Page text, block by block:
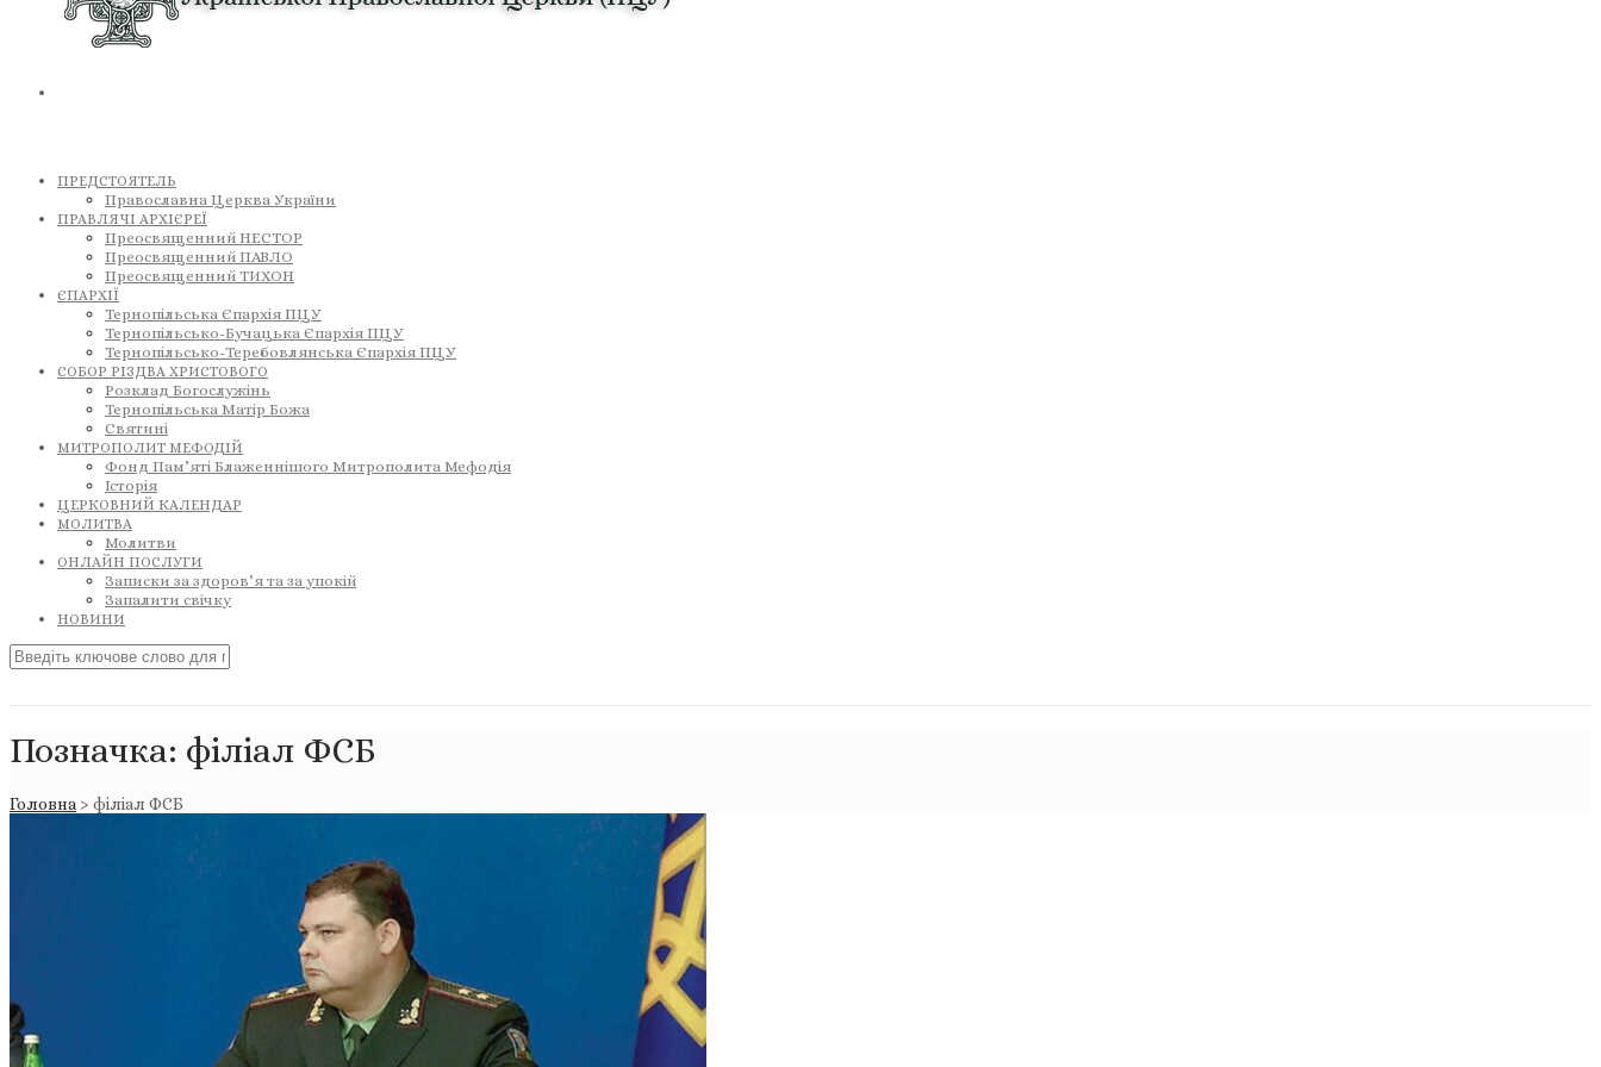
ПРЕДСТОЯТЕЛЬ
Православна Церква України
ПРАВЛЯЧІ АРХІЄРЕЇ
Преосвященний НЕСТОР
Преосвященний ПАВЛО
Преосвященний ТИХОН
ЄПАРХІЇ
Тернопільська Єпархія ПЦУ
Тернопільсько-Бучацька Єпархія ПЦУ
Тернопільсько-Теребовлянська Єпархія ПЦУ
СОБОР РІЗДВА ХРИСТОВОГО
Розклад Богослужінь
Тернопільська Матір Божа
Святині
МИТРОПОЛИТ МЕФОДІЙ
Фонд Пам’яті Блаженнішого Митрополита Мефодія
Історія
ЦЕРКОВНИЙ КАЛЕНДАР
МОЛИТВА
Молитви
ОНЛАЙН ПОСЛУГИ
Записки за здоров’я та за упокій
Запалити свічку
НОВИНИ
Позначка: філіал ФСБ
Головна > філіал ФСБ